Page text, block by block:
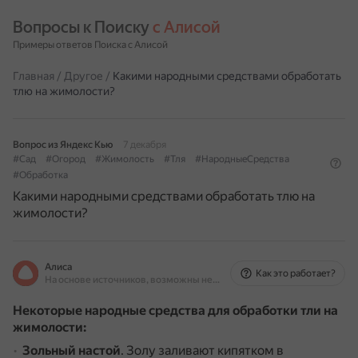
Вопросы к Поиску с Алисой
Примеры ответов Поиска с Алисой
Главная / Другое / Какими народными средствами обработать
тлю на жимолости?
Вопрос из Яндекс Кью
7 декабря
#Сад
#Огород #Жимолость #Тля
#НародныеСредства
#Обработка
Какими народными средствами обработать тлю на
жимолости?
Алиса
На основе источников, возможны неточности
Как это работает?
Некоторые народные средства для обработки тли на
жимолости:
Зольный настой. Золу заливают кипятком в